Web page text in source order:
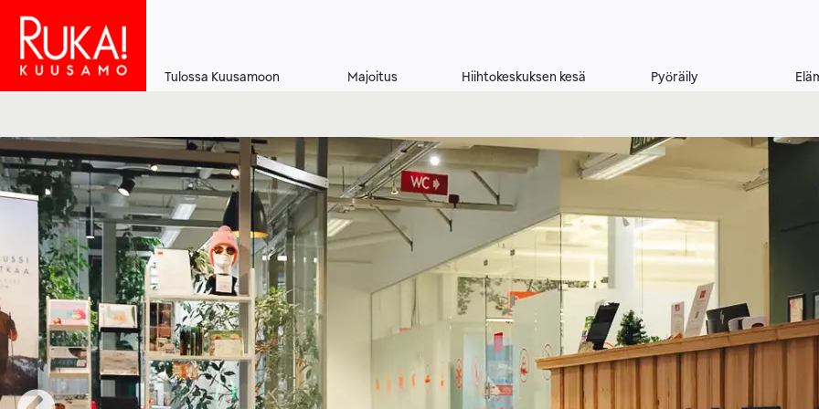
Hyppää
pääsisältöön
navigation
Tulossa Kuusamoon Majoitus Hiihtokeskuksen kesä Pyöräily